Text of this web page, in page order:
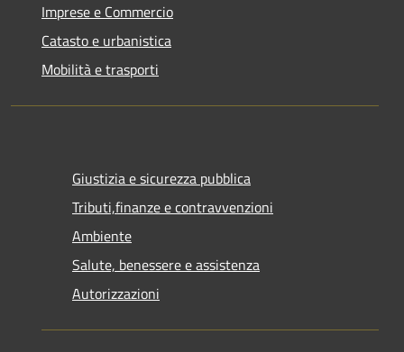
Imprese e Commercio
Catasto e urbanistica
Mobilità e trasporti
Giustizia e sicurezza pubblica
Tributi,finanze e contravvenzioni
Ambiente
Salute, benessere e assistenza
Autorizzazioni